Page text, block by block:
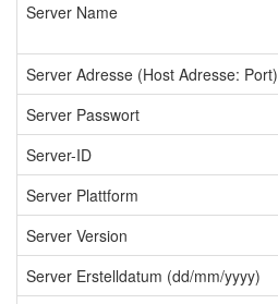
Server Name
Server Adresse (Host Adresse: Port)
Server Passwort
Server-ID
Server Plattform
Server Version
Server Erstelldatum (dd/mm/yyyy)